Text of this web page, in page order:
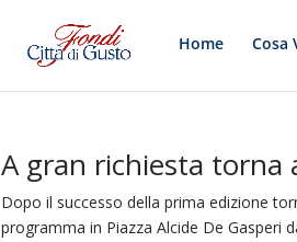
Home Cosa
A gran richiesta torna
Dopo il successo della prima edizione
programma in Piazza Alcide De Gasperi